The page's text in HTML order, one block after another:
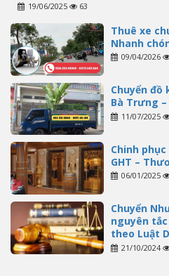
19/06/2025 63
Thuê xe
Nhanh
09/04/2026
Chuyển
Bà Trưng
11/07/2025
Chinh
GHT –
06/01/2025
Chuyển
nguyên
theo Luật
21/10/2024